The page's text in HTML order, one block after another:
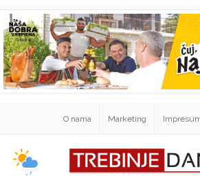
O nama Marketing